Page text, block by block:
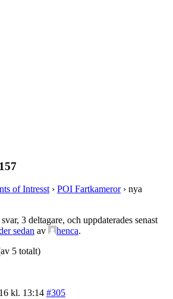
of Intresst › POI Fartkameror › nya
3 deltagare, och uppdaterades senast
sedan av henca.
5 totalt)
kl. 13:14 #305